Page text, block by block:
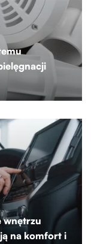
wnętrzu
na komfort i